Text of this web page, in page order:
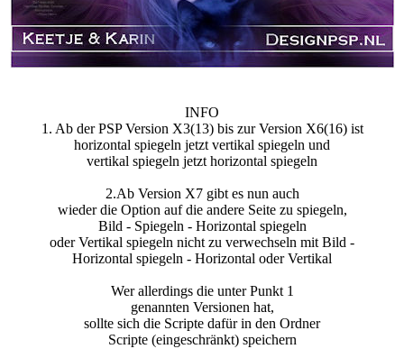
INFO
1. Ab der PSP Version X3(13) bis zur Version X6(16) ist
horizontal spiegeln jetzt vertikal spiegeln und
vertikal spiegeln jetzt horizontal spiegeln
2.Ab Version X7 gibt es nun auch
wieder die Option auf die andere Seite zu spiegeln,
Bild - Spiegeln - Horizontal spiegeln
oder Vertikal spiegeln nicht zu verwechseln mit Bild -
Horizontal spiegeln - Horizontal oder Vertikal
Wer allerdings die unter Punkt 1
genannten Versionen hat,
sollte sich die Scripte dafür in den Ordner
Scripte (eingeschränkt) speichern